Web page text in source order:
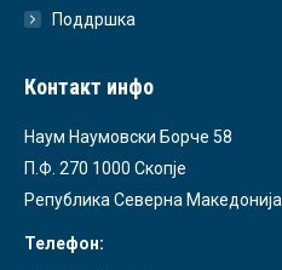
Поддршка
Контакт инфо
Наум Наумовски Борче 58
П.Ф. 270 1000 Скопје
Република Северна Македонија
Телефон: